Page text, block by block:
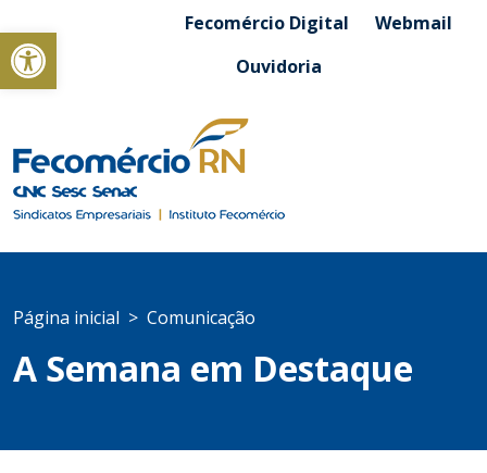
Abrir a barra de ferramentasFecomércio Digital
Webmail
Ouvidoria
Página inicial Comunicação
A Semana em Destaque